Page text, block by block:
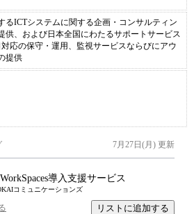
るICTシステムに関する企画・コンサルティン
供、および日本全国にわたるサポートサービス
応の保守・運用、監視サービスならびにアウ
提供
7月27日(月) 更新
導入支援サービス
コミュニケーションズ
リストに追加する